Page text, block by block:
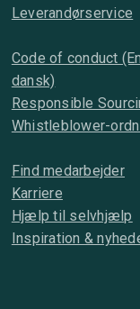
Leverandørservice
Code of conduct
dansk)
Responsible
Whistleblower-
Find medarbejder
Karriere
Hjælp til selvhjælp
Inspiration &